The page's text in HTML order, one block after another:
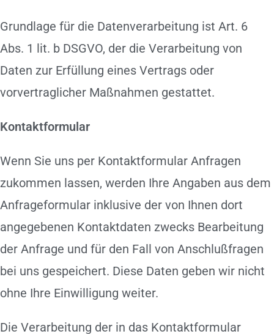
Grundlage für die Datenverarbeitung ist Art. 6
Abs. 1 lit. b DSGVO, der die Verarbeitung von
Daten zur Erfüllung eines Vertrags oder
vorvertraglicher Maßnahmen gestattet.
Kontaktformular
Wenn Sie uns per Kontaktformular Anfragen
zukommen lassen, werden Ihre Angaben aus dem
Anfrageformular inklusive der von Ihnen dort
angegebenen Kontaktdaten zwecks Bearbeitung
der Anfrage und für den Fall von Anschlußfragen
bei uns gespeichert. Diese Daten geben wir nicht
ohne Ihre Einwilligung weiter.
Die Verarbeitung der in das Kontaktformular